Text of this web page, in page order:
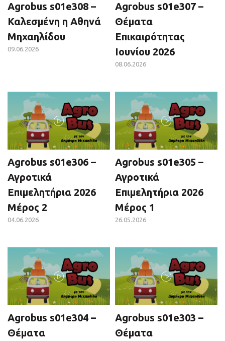
Agrobus s01e308 –
Καλεσμένη η Αθηνά
Μηχαηλίδου
09.06.2026
Agrobus s01e307 –
Θέματα
Επικαιρότητας
Ιουνίου 2026
08.06.2026
Agrobus s01e306 –
Αγροτικά
Επιμελητήρια 2026
Μέρος 2
04.06.2026
Agrobus s01e305 –
Αγροτικά
Επιμελητήρια 2026
Μέρος 1
26.05.2026
Agrobus s01e304 –
Θέματα
Agrobus s01e303 –
Θέματα